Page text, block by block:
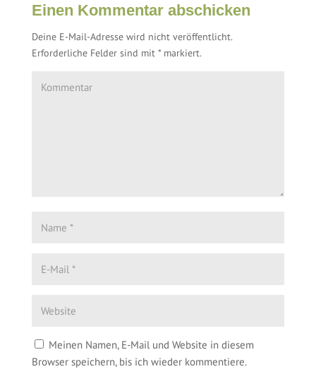
Einen Kommentar abschicken
Deine E-Mail-Adresse wird nicht veröffentlicht.
Erforderliche Felder sind mit *markiert.
Meinen Namen, E-Mail und Website in diesem
Browser speichern, bis ich wieder kommentiere.